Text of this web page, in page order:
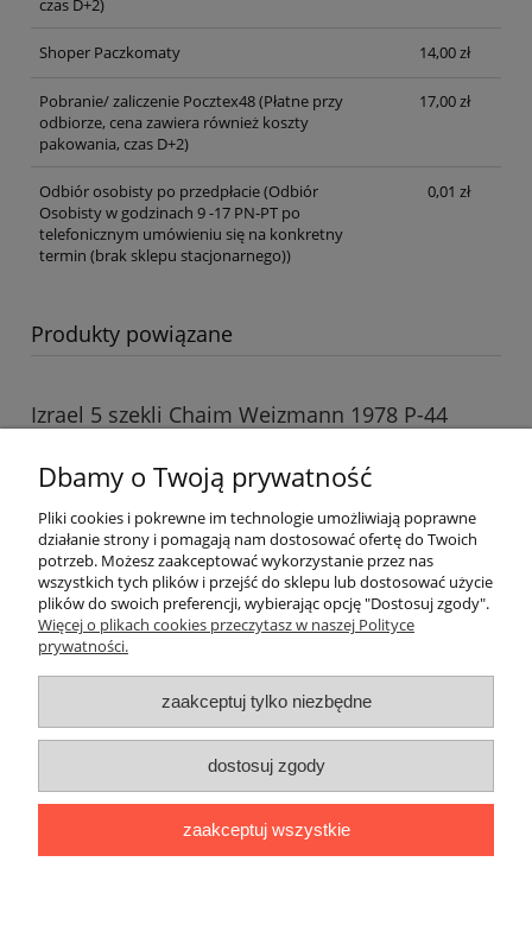
czas D+2)
Shoper Paczkomaty 14,00 zł
Pobranie/ zaliczenie Pocztex48(Płatne przy
odbiorze, cena zawiera również koszty
pakowania, czas D+2)
17,00 zł
Odbiór osobisty po przedpłacie(Odbiór
Osobisty w godzinach 9 -17 PN-PT po
telefonicznym umówieniu się na konkretny
termin (brak sklepu stacjonarnego))
0,01 zł
Produkty powiązane
Izrael 5 szekli Chaim Weizmann 1978 P-44
Darmowa dostawa
Darmowa dostawa (Kurier Pocztex 2.0) już od 350,00 zł.
pokaż pełną wersję strony
Sklep internetowy Shoper Premium
Dbamy o Twoją prywatność
Pliki cookies i pokrewne im technologie umożliwiają poprawne
działanie strony i pomagają nam dostosować ofertę do Twoich
potrzeb. Możesz zaakceptować wykorzystanie przez nas
wszystkich tych plików i przejść do sklepu lub dostosować użycie
plików do swoich preferencji, wybierając opcję "Dostosuj zgody".
Więcej o plikach cookies przeczytasz w naszej Polityce
prywatności.
zaakceptuj tylko niezbędne
dostosuj zgody
zaakceptuj wszystkie